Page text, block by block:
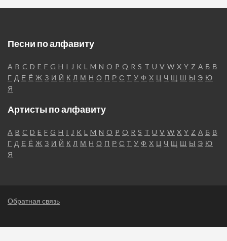
Песни по алфавиту
A B C D E F G H I J K L M N O P Q R S T U V W X Y Z А Б В
Г Д Е Ё Ж З И Й К Л М Н О П Р С Т У Ф Х Ц Ч Щ Ш Ы Э Ю
Я
Артисты по алфавиту
A B C D E F G H I J K L M N O P Q R S T U V W X Y Z А Б В
Г Д Е Ё Ж З И Й К Л М Н О П Р С Т У Ф Х Ц Ч Щ Ш Ы Э Ю
Я
Обратная связь